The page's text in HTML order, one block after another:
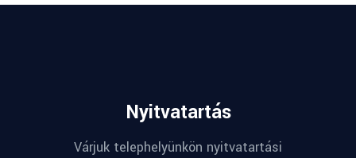
Nyitvatartás
Várjuk telephelyünkön nyitvatartási